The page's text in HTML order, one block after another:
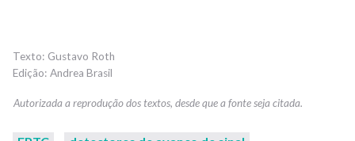
Gustavo Roth
Andrea Brasil